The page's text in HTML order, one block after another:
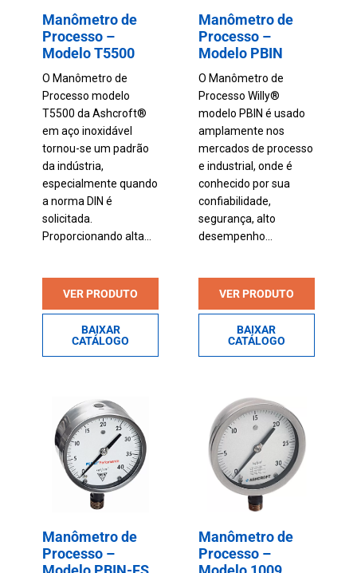
Manômetro de
Processo –
Modelo T5500
O Manômetro de
Processo modelo
T5500 da Ashcroft®
em aço inoxidável
tornou-se um padrão
da indústria,
especialmente quando
a norma DIN é
solicitada.
Proporcionando alta...
VER PRODUTO
BAIXAR
CATÁLOGO
Manômetro de
Processo –
Modelo PBIN
O Manômetro de
Processo Willy®
modelo PBIN é usado
amplamente nos
mercados de processo
e industrial, onde é
conhecido por sua
confiabilidade,
segurança, alto
desempenho...
VER PRODUTO
BAIXAR
CATÁLOGO
Manômetro de
Processo –
Manômetro de
Processo –